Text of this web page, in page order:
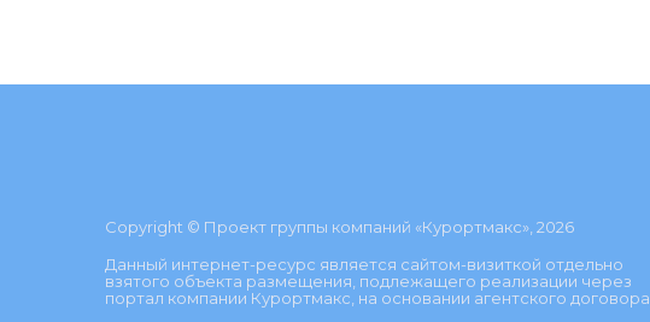
Copyright © Проект группы компаний «Курортмакс», 2026
Данный интернет-ресурс является сайтом-визиткой отдельно
взятого объекта размещения, подлежащего реализации через
портал компании Курортмакс, на основании агентского договора.